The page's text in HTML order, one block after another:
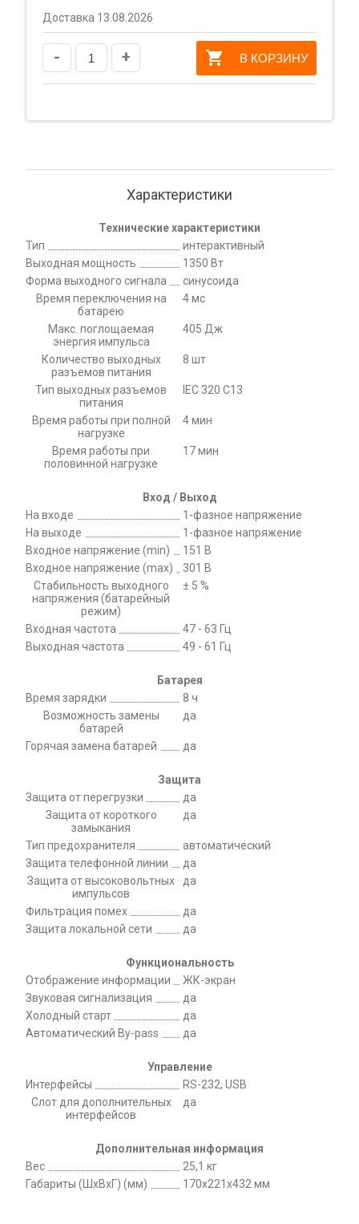
Доставка 13.08.2026
- + В КОРЗИНУ
Характеристики
Технические характеристики
Тип
интерактивный
Выходная мощность
1350 Вт
Форма выходного сигнала
синусоида
Время переключения на
батарею
4 мс
Макс. поглощаемая
энергия импульса
405 Дж
Количество выходных
разъемов питания
8 шт
Тип выходных разъемов
питания
IEC 320 C13
Время работы при полной
нагрузке
4 мин
Время работы при
половинной нагрузке
17 мин
Вход / Выход
На входе
1-фазное напряжение
На выходе
1-фазное напряжение
Входное напряжение (min)
151 В
Входное напряжение (max)
301 В
Стабильность выходного
напряжения (батарейный
режим)
± 5 %
Входная частота
47 - 63 Гц
Выходная частота
49 - 61 Гц
Батарея
Время зарядки
8 ч
Возможность замены
батарей
да
Горячая замена батарей да
Защита
Защита от перегрузки
да
Защита от короткого
замыкания
да
Тип предохранителя
автоматический
Защита телефонной линии
да
Защита от высоковольтных
импульсов
да
Фильтрация помех
да
Защита локальной сети
да
Функциональность
Отображение информации
ЖК-экран
Звуковая сигнализация
да
Холодный старт
да
Автоматический By-pass
да
Управление
Интерфейсы
RS-232, USB
Слот для дополнительных
интерфейсов
да
Дополнительная информация
Вес
25,1 кг
Габариты (ШxВxГ) (мм)
170x221x432 мм